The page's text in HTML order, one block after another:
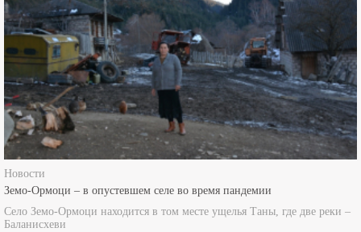
Новости
Земо-Ормоци – в опустевшем селе во время пандемии
Село Земо-Ормоци находится в том месте ущелья Таны, где две реки –
Баланисхеви